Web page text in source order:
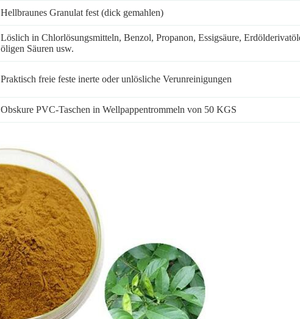
Hellbraunes Granulat fest (dick gemahlen)
Löslich in Chlorlösungsmitteln, Benzol, Propanon, Essigsäure,
öligen Säuren usw.
Praktisch freie feste inerte oder unlösliche Verunreinigungen
Obskure PVC-Taschen in Wellpappentrommeln von 50 KGS